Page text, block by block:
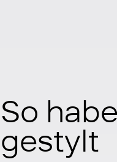
So
gestylt